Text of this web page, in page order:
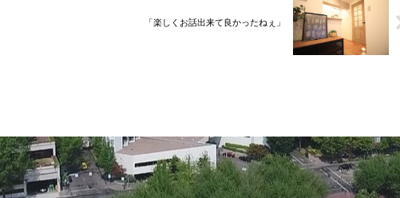
「楽しくお話出来て良かったねぇ」